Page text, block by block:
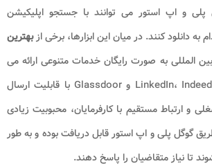
پلی و اپ استور می توانند با جستجو اپلیکیشن
به دانلود کنند. در میان این ابزارها، برخی ازبهترین
بین المللی به صورت رایگان خدمات متنوعی ارائه می
دهند. اپ هایی مانند LinkedIn، Indeed و Glassdoor با قابلیت ارسال
و ارتباط مستقیم با کارفرمایان، محبوبیت زیادی
گوگل پلی و اپ استور قابل دریافت بوده و به طور
تا نیاز متقاضیان را پاسخ دهند.